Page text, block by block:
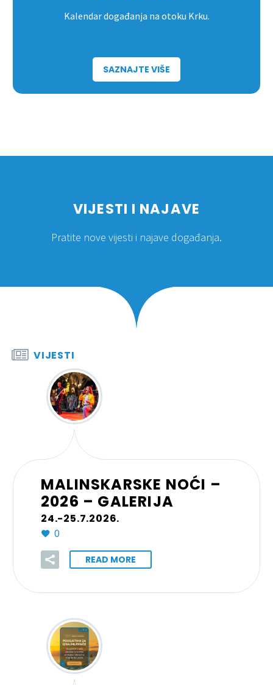
Kalendar događanja na otoku Krku.
SAZNAJTE VIŠE
VIJESTI I NAJAVE
Pratite nove vijesti i najave događanja.

 VIJESTI
MALINSKARSKE NOĆI –
2026 – GALERIJA
24.-25.7.2026.
0
READ MORE